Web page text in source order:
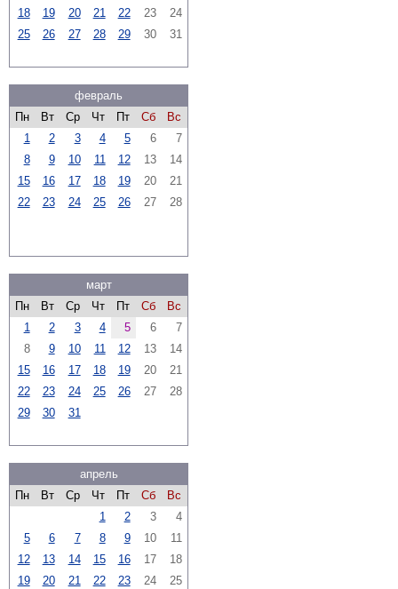
18
19 20 21 22 23
24
25
26 27 28 29 30 31
февраль
Пн
Вт Ср Чт Пт Сб
Вс
1
2 3 4 5 6
7
8
9 10 11 12 13
14
15
16 17 18 19 20
21
22
23 24 25 26 27 28
март
Пн
Вт Ср Чт Пт Сб
Вс
1
2 3 4 5 6
7
8
9 10 11 12 13
14
15
16 17 18 19 20
21
22
23 24 25 26 27
28
29
30 31
апрель
Пн
Вт Ср Чт Пт Сб
Вс
1
2 3
4
5
6 7 8 9 10
11
12
13 14 15 16 17
18
19
20 21 22 23 24
25